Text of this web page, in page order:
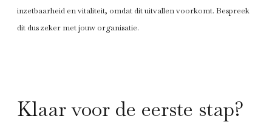
inzetbaarheid en vitaliteit, omdat dit uitvallen voorkomt. Bespreek
dit dus zeker met jouw organisatie.
Klaar voor de eerste stap?